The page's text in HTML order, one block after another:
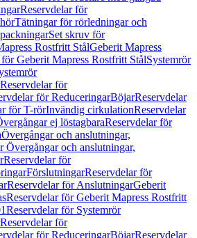
Reservdelar för
Tätningar för rörledningar och
Set skruv för
Rostfritt StålGeberit Mapress
Geberit Mapress Rostfritt StålSystemrör
Reservdelar för
för ReduceringarBöjarReservdelar
för T-rörInvändig cirkulationReservdelar
ej löstagbaraReservdelar för
Övergångar och anslutningar,
Övergångar och anslutningar,
Reservdelar för
FörslutningarReservdelar för
Reservdelar för AnslutningarGeberit
Reservdelar för Geberit Mapress Rostfritt
Reservdelar för Systemrör
Reservdelar för
för ReduceringarBöjarReservdelar